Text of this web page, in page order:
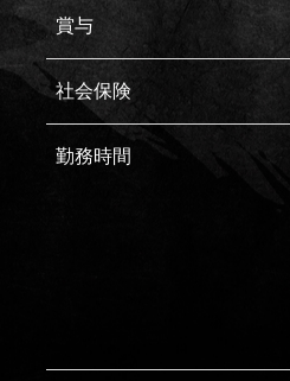
賞与
社会保険
勤務時間